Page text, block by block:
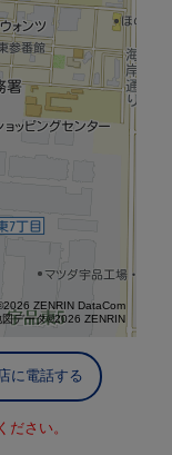
ZENRIN DataCom
図データ©2026 ZENRIN
に電話する
さい。